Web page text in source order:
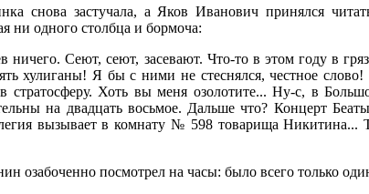
снова застучала, а Яков Иванович принялся
ни одного столбца и бормоча:
ничего. Сеют, сеют, засевают. Что-то в этом году в
хулиганы! Я бы с ними не стеснялся, честное
стратосферу. Хоть вы меня озолотите... Ну-с, в
на двадцать восьмое. Дальше что? Концерт
вызывает в комнату № 598 товарища
озабоченно посмотрел на часы: было всего только